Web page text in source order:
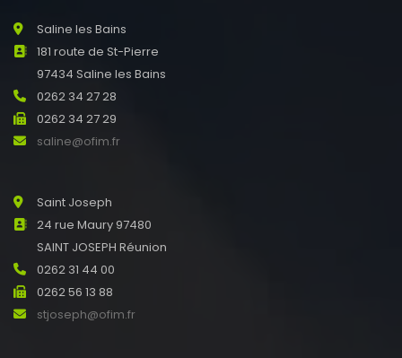
Saline les Bains
181 route de St-Pierre
97434 Saline les Bains
0262 34 27 28
0262 34 27 29
saline@ofim.fr
Saint Joseph
24 rue Maury 97480
SAINT JOSEPH Réunion
0262 31 44 00
0262 56 13 88
stjoseph@ofim.fr